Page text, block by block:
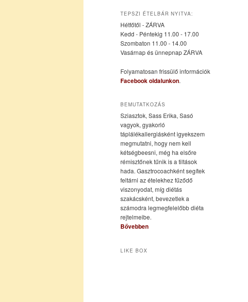
elsődleges
tartalomra
másodlagos
tartalomra
TEPSZI ÉTELBÁR NYITVA:
Hétfőtől - ZÁRVA
Kedd - Péntekig 11.00 - 17.00
Szombaton 11.00 - 14.00
Vasárnap és ünnepnap ZÁRVA
Folyamatosan frissülő információk
Facebook oldalunkon.
BEMUTATKOZÁS
Sziasztok, Sass Erika, Sasó
vagyok, gyakorló
táplálékallergiásként igyekszem
megmutatni, hogy nem kell
kétségbeesni, még ha elsőre
rémisztőnek tűnik is a tiltások
hada. Gasztrocoachként segítek
feltárni az ételekhez fűződő
viszonyodat, míg diétás
szakácsként, bevezetlek a
számodra legmegfelelőbb diéta
rejtelmeibe.
Bővebben
LIKE BOX